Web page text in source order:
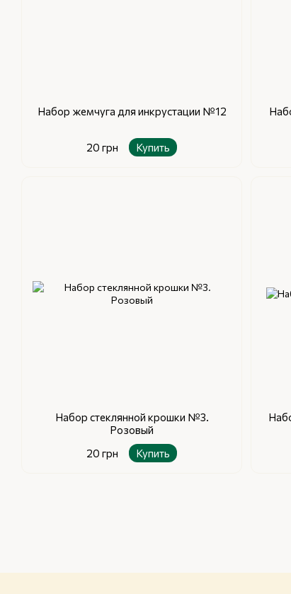
Набор жемчуга для инкрустации №12
20 грн Купить
Набор стеклянной крошки №3.
Розовый
20 грн
Купить